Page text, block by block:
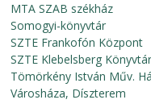
MTA SZAB székház
Somogyi-könyvtár
SZTE Frankofón Központ
SZTE Klebelsberg Könyvtár
Tömörkény István Műv.
Városháza, Díszterem